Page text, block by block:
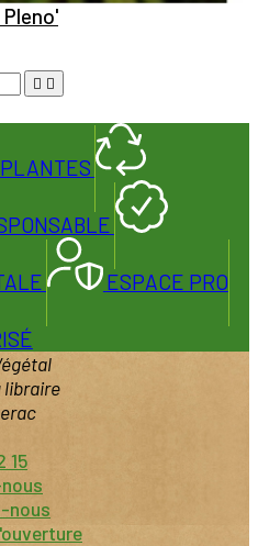
 
ESPACE PRO
libraire
15
nous